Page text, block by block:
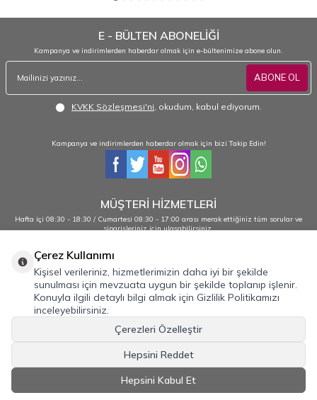
E - BÜLTEN ABONELİĞİ
Kampanya ve indirimlerden haberdar olmak için e-bültenimize abone olun.
ABONE OL
KVKK Sözleşmesi'ni , okudum, kabul ediyorum.
Kampanya ve indirimlerden haberdar olmak için bizi Takip Edin!
MÜŞTERİ HİZMETLERİ
Hafta içi 08:30 - 18:30 / Cumartesi 08:30 - 17:00 arası merak ettiğiniz tüm sorular ve
siparişleriniz için ulaşabilirsiniz.
0232 484 38 44 - 0533 330 88 95
Önemli Bilgiler
Hızlı Erişim
Üye
İLETİŞİM
T-SoftE-TicaretSistemleriyle Hazırlanmıştır.
Çerez Kullanımı
Kişisel verileriniz, hizmetlerimizin daha iyi bir şekilde
sunulması için mevzuata uygun bir şekilde toplanıp işlenir.
Konuyla ilgili detaylı bilgi almak için Gizlilik Politikamızı
inceleyebilirsiniz.
Çerezleri Özelleştir
Hepsini Reddet
Hepsini Kabul Et